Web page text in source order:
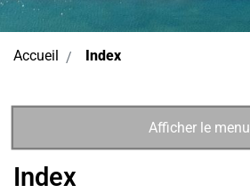
Accueil Index(sélectionné)
Afficher le menu
Index